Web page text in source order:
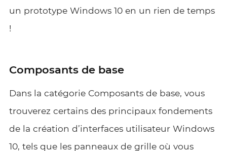
un prototype Windows 10 en un rien de temps
!
Composants de base
Dans la catégorie Composants de base, vous
trouverez certains des principaux fondements
de la création d’interfaces utilisateur Windows
10, tels que les panneaux de grille où vous